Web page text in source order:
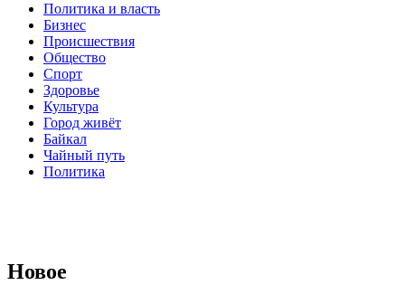
Политика и власть
Бизнес
Происшествия
Общество
Cпорт
Здоровье
Культура
Город живёт
Байкал
Чайный путь
Политика
Новое